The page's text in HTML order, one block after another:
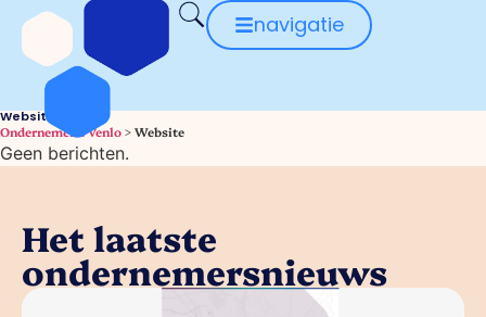
navigatie
Website
Ondernemend Venlo>Website
Geen berichten.
Het laatste
ondernemersnieuws